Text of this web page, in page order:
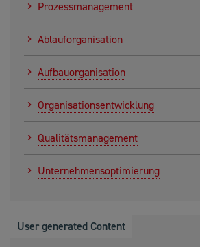
Prozessmanagement
Ablauforganisation
Aufbauorganisation
Organisationsentwicklung
Qualitätsmanagement
Unternehmensoptimierung
User generated Content